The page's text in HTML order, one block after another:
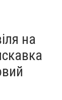
автобусів
на